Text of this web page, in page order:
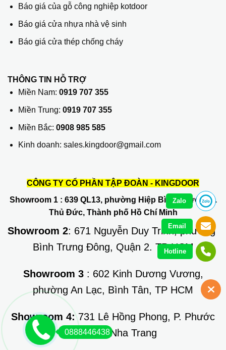
Báo giá của gỗ công nghiệp kotdoor
Báo giá cửa nhựa nhà vệ sinh
Báo giá cửa thép chống cháy
THÔNG TIN HỖ TRỢ
Miền Nam: 0919 707 355
Miền Trung: 0919 707 355
Miền Bắc: 0908 985 585
Kinh doanh: sales.kingdoor@gmail.com
CÔNG TY CỔ PHẦN TẬP ĐOÀN - KINGDOOR
Showroom 1: 639 QL13, phường Hiệp Bình Phước, Q.
Thủ Đức, Thành phố Hồ Chí Minh
Showroom 2: 671 Nguyễn Duy Trinh, phường
Bình Trưng Đông, Quận 2. TP HCM
Showroom 3: 602 Kinh Dương Vương,
phường An Lạc, Bình Tân, TP HCM
Showroom 4:731 Lê Hồng Phong, P. Phước
Long, TP Nha Trang
0888446438
Zalo
Email
Hotline